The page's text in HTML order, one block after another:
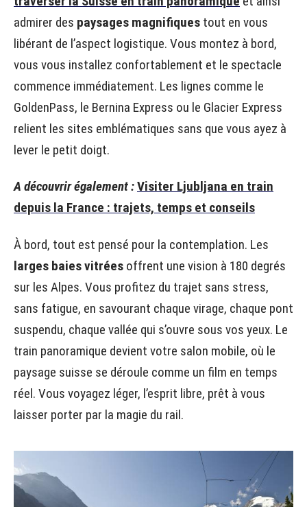
admirer des paysages magnifiques tout en vous
libérant de l’aspect logistique. Vous montez à bord,
vous vous installez confortablement et le spectacle
commence immédiatement. Les lignes comme le
GoldenPass, le Bernina Express ou le Glacier Express
relient les sites emblématiques sans que vous ayez à
lever le petit doigt.
A découvrir également :Visiter Ljubljana en train
depuis la France : trajets, temps et conseils
À bord, tout est pensé pour la contemplation. Les
larges baies vitrées offrent une vision à 180 degrés
sur les Alpes. Vous profitez du trajet sans stress,
sans fatigue, en savourant chaque virage, chaque pont
suspendu, chaque vallée qui s’ouvre sous vos yeux. Le
train panoramique devient votre salon mobile, où le
paysage suisse se déroule comme un film en temps
réel. Vous voyagez léger, l’esprit libre, prêt à vous
laisser porter par la magie du rail.